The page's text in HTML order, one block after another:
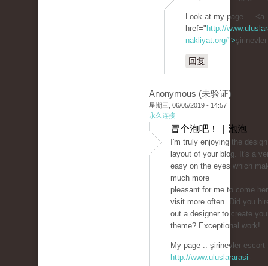
Look at my page ... <a
href=" http://
nakliyat.org/">
回复
Anonymous (未验证)
星期三, 06/05/2019 - 14:57
永久连接
冒个泡吧！ | 泡泡
I'm truly enjoying the
layout of your blog. It's a
easy on the eyes which
much more
pleasant for me to come
visit more often. Did you
out a designer to create
theme? Exceptional work!
My page :: şirinevler escort
http://www.uluslararasi-